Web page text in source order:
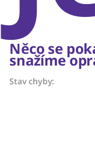
Něco se
snažíme
Stav chyby: